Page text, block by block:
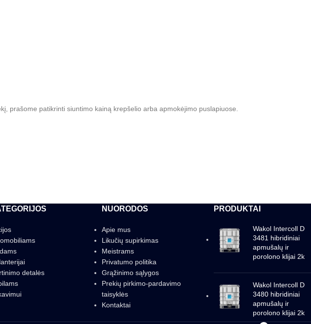
prašome patikrinti siuntimo kainą krepšelio arba apmokėjimo puslapiuose.
detalės
NUORODOS
Apie mus
Likučių supirkimas
Meistrams
Privatumo politika
Grąžinimo sąlygos
Prekių pirkimo-pardavimo
taisyklės
Kontaktai
PRODUKTAI
Wakol Intercoll D
3481 hibridiniai
apmušalų ir
porolono klijai 2k
Wakol Intercoll D
3480 hibridiniai
apmušalų ir
porolono klijai 2k